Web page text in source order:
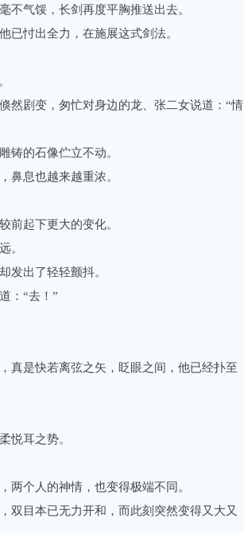
气馁，长剑再度平胸推送出去。
忖出全力，在施展这式剑法。
剧变，匆忙对身边的龙、张二女说道：“情
的石像伫立不动。
息也越来越重浓。
起下更大的变化。
。
出了轻轻颤抖。
：“去！”
是快若离弦之矢，眨眼之间，他已经扑至
耳之势。
个人的神情，也变得极端不同。
目本已无力开和，而此刻突然变得又大又